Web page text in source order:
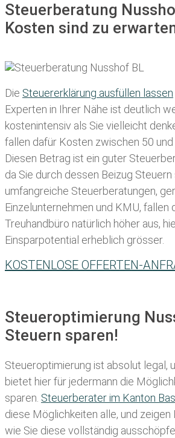
Steuerberatung
Kosten sind zu
Die Steuererklärung ausfüllen lassen
Experten in Ihrer Nähe ist deutlich
kostenintensiv als Sie vielleicht
fallen dafür Kosten zwischen 50
Diesen Betrag ist ein guter
da Sie durch dessen Beizug
umfangreiche Steuerberatungen,
Einzelunternehmen und KMU, fallen
Treuhandbüro natürlich höher aus,
Einsparpotential erheblich grösser.
KOSTENLOSE OFFERTEN-
Steueroptimierung
Steuern sparen!
Steueroptimierung ist absolut legal,
bietet hier für jedermann die
sparen. Steuerberater im K anton
diese Möglichkeiten alle, und zeigen
wie Sie diese vollständig